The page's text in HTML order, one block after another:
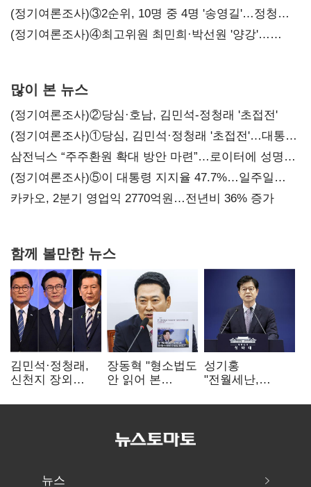
(정기여론조사)③2순위, 10명 중 4명 '송영길'…정청래
'한 자릿수'
(정기여론조사)④최고위원 최민희·박선원 '양강'…
많이 본 뉴스
(정기여론조사)②당심·호남, 김민석-정청래 '초접전'
(정기여론조사)①당심, 김민석·정청래 '초접전'…대통령
지지도 '50% 아래로'(종합)
삼전닉스 “주주환원 확대 방안 마련”…로이터에 성명
보내
(정기여론조사)⑤이 대통령 지지율 47.7%…일주일
만에 다시 40%대
카카오, 2분기 영업익 2770억원…전년비 36% 증가
함께 볼만한 뉴스
김민석·정청래,
신천지 장외
"호남 계몽 규탄"
장동혁 "형소법도
안 읽어 본
속도로 무너질
성기홍
"전월세난,
공급 문제"…닥공
뉴스